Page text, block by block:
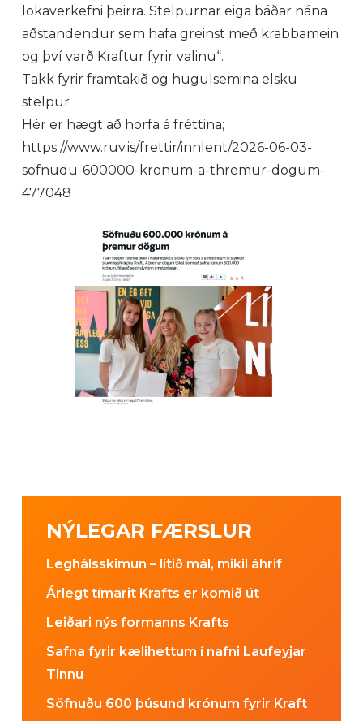
lokaverkefni þeirra. Stelpurnar eiga báðar nána
aðstandendur sem hafa greinst með krabbamein
og því varð Kraftur fyrir valinu“.
Takk fyrir framtakið og hugulsemina elsku
stelpur
Hér er hægt að horfa á fréttina;
https://www.ruv.is/frettir/innlent/2026-06-03-
sofnudu-600000-kronum-a-thremur-dogum-
477048
NÝLEGAR FÆRSLUR
Leghálsskimun – lítið mál, mikil áhrif
Árlegt tímarit Krafts er komið út
Leiðari nýs formanns Krafts
Safna fyrir kælihettum í nafni Laufeyjar
Tinnu
Söfnuðu 600 þúsund krónum fyrir Kraft